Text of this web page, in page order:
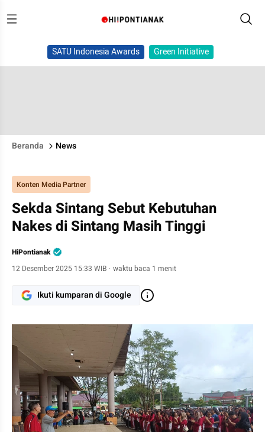
SATU Indonesia Awards Green Initiative
Beranda News
Konten Media Partner
Sekda Sintang Sebut Kebutuhan
Nakes di Sintang Masih Tinggi
HiPontianak
12 Desember 2025 15:33 WIB · waktu baca 1 menit
Ikuti kumparan di Google